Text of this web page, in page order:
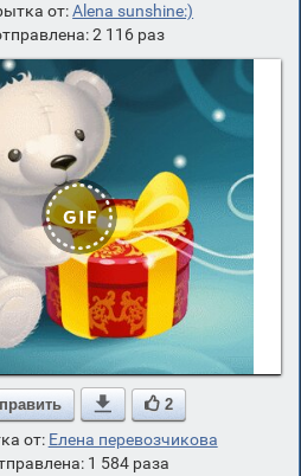
от:Alena sunshine:)
2 116 раз
 2
от: Елена перевозчикова
1 584 раза